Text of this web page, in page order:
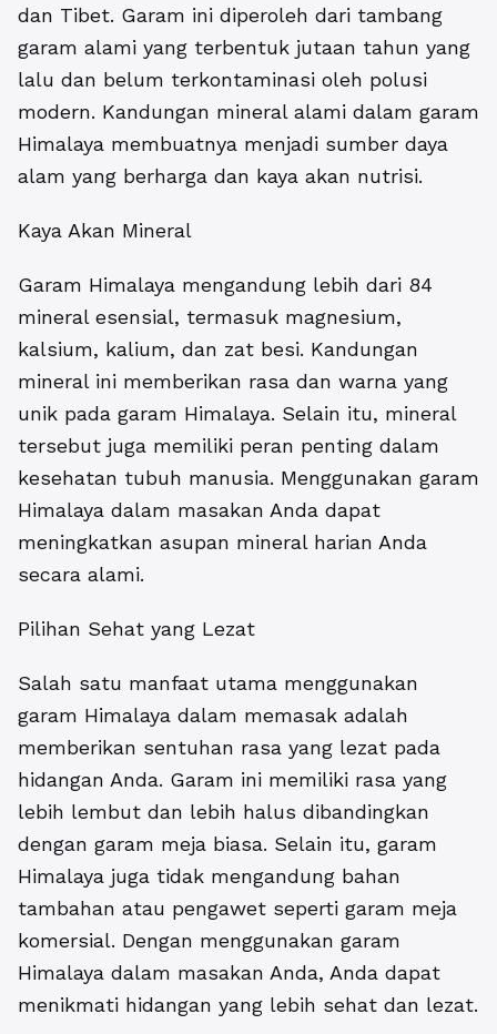
dan Tibet. Garam ini diperoleh dari tambang
garam alami yang terbentuk jutaan tahun yang
lalu dan belum terkontaminasi oleh polusi
modern. Kandungan mineral alami dalam garam
Himalaya membuatnya menjadi sumber daya
alam yang berharga dan kaya akan nutrisi.
Kaya Akan Mineral
Garam Himalaya mengandung lebih dari 84
mineral esensial, termasuk magnesium,
kalsium, kalium, dan zat besi. Kandungan
mineral ini memberikan rasa dan warna yang
unik pada garam Himalaya. Selain itu, mineral
tersebut juga memiliki peran penting dalam
kesehatan tubuh manusia. Menggunakan garam
Himalaya dalam masakan Anda dapat
meningkatkan asupan mineral harian Anda
secara alami.
Pilihan Sehat yang Lezat
Salah satu manfaat utama menggunakan
garam Himalaya dalam memasak adalah
memberikan sentuhan rasa yang lezat pada
hidangan Anda. Garam ini memiliki rasa yang
lebih lembut dan lebih halus dibandingkan
dengan garam meja biasa. Selain itu, garam
Himalaya juga tidak mengandung bahan
tambahan atau pengawet seperti garam meja
komersial. Dengan menggunakan garam
Himalaya dalam masakan Anda, Anda dapat
menikmati hidangan yang lebih sehat dan lezat.